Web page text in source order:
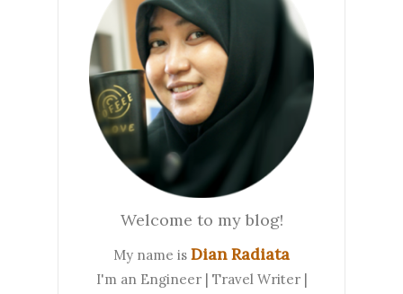
Welcome to my blog!
My name is Dian Radiata
I'm an Engineer | Travel Writer |